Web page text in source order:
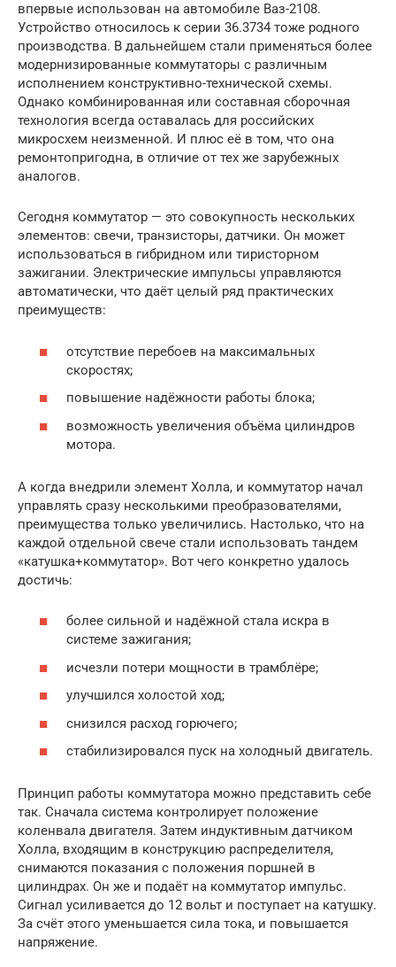
впервые использован на автомобиле Ваз-2108.
Устройство относилось к серии 36.3734 тоже родного
производства. В дальнейшем стали применяться более
модернизированные коммутаторы с различным
исполнением конструктивно-технической схемы.
Однако комбинированная или составная сборочная
технология всегда оставалась для российских
микросхем неизменной. И плюс её в том, что она
ремонтопригодна, в отличие от тех же зарубежных
аналогов.
Сегодня коммутатор — это совокупность нескольких
элементов: свечи, транзисторы, датчики. Он может
использоваться в гибридном или тиристорном
зажигании. Электрические импульсы управляются
автоматически, что даёт целый ряд практических
преимуществ:
отсутствие перебоев на максимальных
скоростях;
повышение надёжности работы блока;
возможность увеличения объёма цилиндров
мотора.
А когда внедрили элемент Холла, и коммутатор начал
управлять сразу несколькими преобразователями,
преимущества только увеличились. Настолько, что на
каждой отдельной свече стали использовать тандем
«катушка+коммутатор». Вот чего конкретно удалось
достичь:
более сильной и надёжной стала искра в
системе зажигания;
исчезли потери мощности в трамблёре;
улучшился холостой ход;
снизился расход горючего;
стабилизировался пуск на холодный двигатель.
Принцип работы коммутатора можно представить себе
так. Сначала система контролирует положение
коленвала двигателя. Затем индуктивным датчиком
Холла, входящим в конструкцию распределителя,
снимаются показания с положения поршней в
цилиндрах. Он же и подаёт на коммутатор импульс.
Сигнал усиливается до 12 вольт и поступает на катушку.
За счёт этого уменьшается сила тока, и повышается
напряжение.